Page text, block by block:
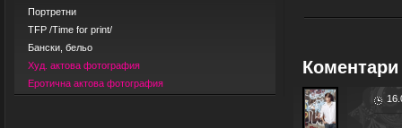
Портретни
TFP /Time for print/
Бански, бельо
Худ. актова фотография
Еротична актова фотография
Коментари